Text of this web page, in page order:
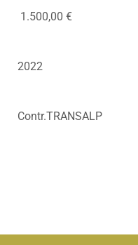
1.500,00 €
2022
Contr.TRANSALP